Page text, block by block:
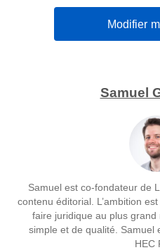
Modifier
Samuel
Samuel est co-fondateur de
contenu éditorial. L’ambition
faire juridique au plus
simple et de qualité. Samuel
HEC